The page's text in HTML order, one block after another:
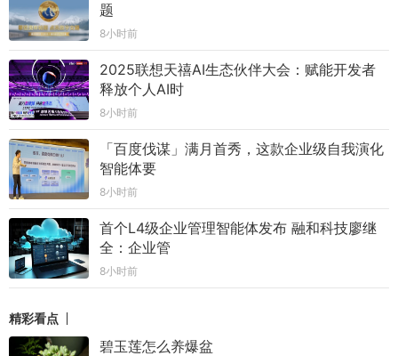
题
8小时前
2025联想天禧AI生态伙伴大会：赋能开发者
释放个人AI时
8小时前
「百度伐谋」满月首秀，这款企业级自我演化
智能体要
8小时前
首个L4级企业管理智能体发布 融和科技廖继
全：企业管
8小时前
精彩看点
碧玉莲怎么养爆盆